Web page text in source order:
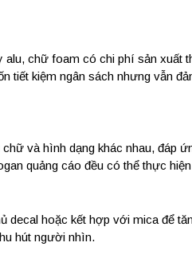
chữ foam có chi phí sản xuất
tiết kiệm ngân sách nhưng vẫn
và hình dạng khác nhau, đáp
quảng cáo đều có thể thực hiện
decal hoặc kết hợp với mica để
hút người nhìn.